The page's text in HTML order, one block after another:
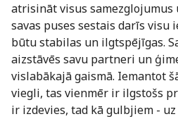
atrisināt visus samezglojumus
savas puses sestais darīs visu
būtu stabilas un ilgtspējīgas.
aizstāvēs savu partneri un
vislabākajā gaismā. Iemantot
viegli, tas vienmēr ir ilgstošs
ir izdevies, tad kā gulbjiem - uz